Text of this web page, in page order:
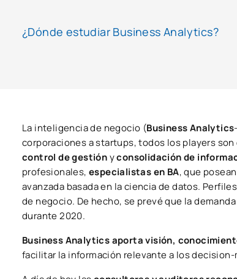
¿Dónde estudiar Business Analytics?
La inteligencia de negocio (Business Analytics-
corporaciones a startups, todos los players
control de gestiónyconsolidación de
profesionales,especialistas en BA, que
avanzada basada en la ciencia de datos.
de negocio. De hecho, se prevé que la
durante 2020.
Business Analytics aporta visión,
facilitar la información relevante a los decision-